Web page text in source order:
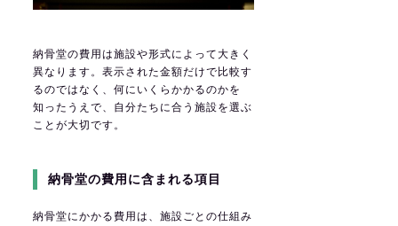
納骨堂の費用は施設や形式によって大きく
異なります。表示された金額だけで比較す
るのではなく、何にいくらかかるのかを
知ったうえで、自分たちに合う施設を選ぶ
ことが大切です。
納骨堂の費用に含まれる項目
納骨堂にかかる費用は、施設ごとの仕組み